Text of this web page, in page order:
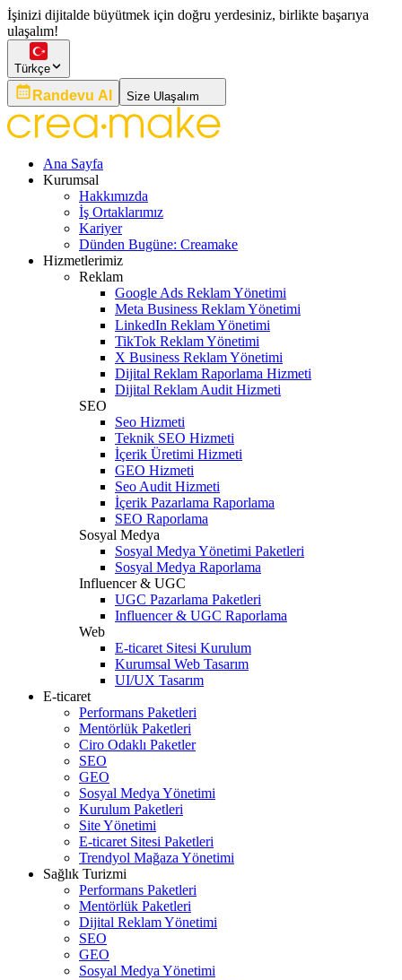
İşinizi dijitalde büyütmek için doğru yerdesiniz, birlikte başarıya
ulaşalım!
Türkçe
Randevu Al Size Ulaşalım
Ana Sayfa
Kurumsal
Hakkımızda
İş Ortaklarımız
Kariyer
Dünden Bugüne: Creamake
Hizmetlerimiz
Reklam
Google Ads Reklam Yönetimi
Meta Business Reklam Yönetimi
LinkedIn Reklam Yönetimi
TikTok Reklam Yönetimi
X Business Reklam Yönetimi
Dijital Reklam Raporlama Hizmeti
Dijital Reklam Audit Hizmeti
SEO
Seo Hizmeti
Teknik SEO Hizmeti
İçerik Üretimi Hizmeti
GEO Hizmeti
Seo Audit Hizmeti
İçerik Pazarlama Raporlama
SEO Raporlama
Sosyal Medya
Sosyal Medya Yönetimi Paketleri
Sosyal Medya Raporlama
Influencer & UGC
UGC Pazarlama Paketleri
Influencer & UGC Raporlama
Web
E-ticaret Sitesi Kurulum
Kurumsal Web Tasarım
UI/UX Tasarım
E-ticaret
Performans Paketleri
Mentörlük Paketleri
Ciro Odaklı Paketler
SEO
GEO
Sosyal Medya Yönetimi
Kurulum Paketleri
Site Yönetimi
E-ticaret Sitesi Paketleri
Trendyol Mağaza Yönetimi
Sağlık Turizmi
Performans Paketleri
Mentörlük Paketleri
Dijital Reklam Yönetimi
SEO
GEO
Sosyal Medya Yönetimi